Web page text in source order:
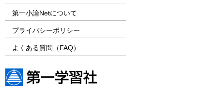
第一小論Netについて
プライバシーポリシー
よくある質問（FAQ）